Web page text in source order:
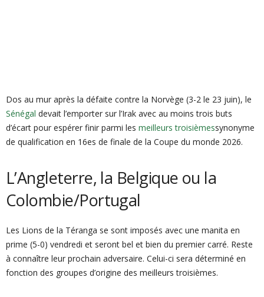
Dos au mur après la défaite contre la Norvège (3-2 le 23 juin), le
Sénégal devait l’emporter sur l’Irak avec au moins trois buts
d’écart pour espérer finir parmi les meilleurs troisièmessynonyme
de qualification en 16es de finale de la Coupe du monde 2026.
L’Angleterre, la Belgique ou la
Colombie/Portugal
Les Lions de la Téranga se sont imposés avec une manita en
prime (5-0) vendredi et seront bel et bien du premier carré. Reste
à connaître leur prochain adversaire. Celui-ci sera déterminé en
fonction des groupes d’origine des meilleurs troisièmes.